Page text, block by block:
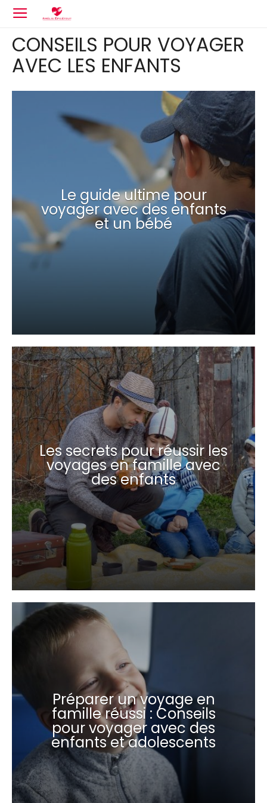
CONSEILS POUR VOYAGER
AVEC LES ENFANTS
Le guide ultime pour
voyager avec des enfants
et un bébé
Les secrets pour réussir les
voyages en famille avec
des enfants
Préparer un voyage en
famille réussi : Conseils
pour voyager avec des
enfants et adolescents